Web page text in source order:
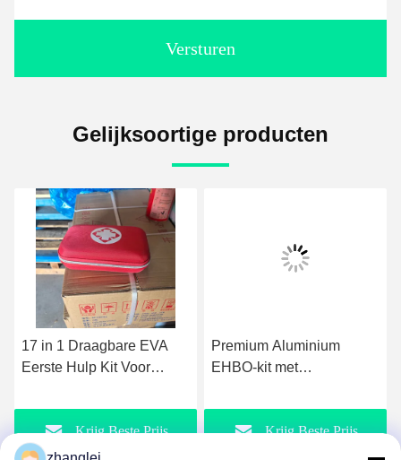
Versturen
Gelijksoortige producten
17 in 1 Draagbare EVA
Eerste Hulp Kit Voor
Survival Met essentiële
medische benodigdheden
Krijg Beste Prijs
Premium Aluminium
EHBO-kit met
waterbestendig
dubbellaag noodgeval
Krijg Beste Prijs